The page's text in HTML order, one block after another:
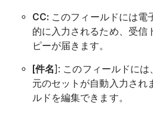
CC: このフィールドには電
的に入力されるため、受信
ピーが届きます。
[件名]: このフィールドに
元のセットが自動入力され
ルドを編集できます。